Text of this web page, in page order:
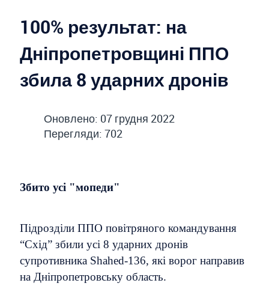
100% результат: на
Дніпропетровщині ППО
збила 8 ударних дронів
Оновлено: 07 грудня 2022
Перегляди: 702
Збито усі "мопеди"
Підрозділи ППО повітряного командування
“Схід” збили усі 8 ударних дронів
супротивника Shahed-136, які ворог направив
на Дніпропетровську область.